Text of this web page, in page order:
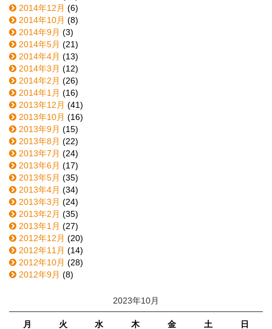
2014年12月 (6)
2014年10月 (8)
2014年9月 (3)
2014年5月 (21)
2014年4月 (13)
2014年3月 (12)
2014年2月 (26)
2014年1月 (16)
2013年12月 (41)
2013年10月 (16)
2013年9月 (15)
2013年8月 (22)
2013年7月 (24)
2013年6月 (17)
2013年5月 (35)
2013年4月 (34)
2013年3月 (24)
2013年2月 (35)
2013年1月 (27)
2012年12月 (20)
2012年11月 (14)
2012年10月 (28)
2012年9月 (8)
2023年10月
月 火 水 木 金 土 日